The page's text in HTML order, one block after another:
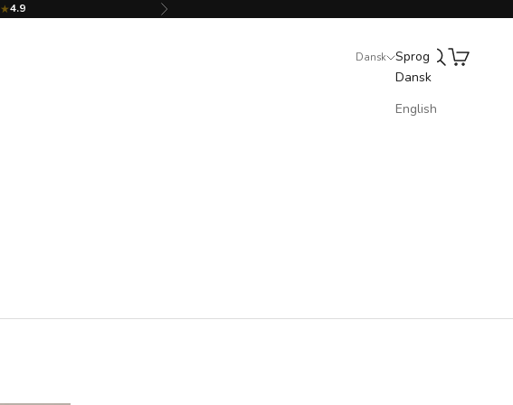
★4.9 Næste
Dansk
Sprog
Dansk
English
Søg